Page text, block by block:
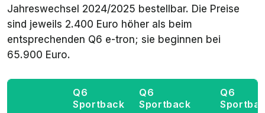
Jahreswechsel 2024/2025 bestellbar. Die Preise
sind jeweils 2.400 Euro höher als beim
entsprechenden Q6 e-tron; sie beginnen bei
65.900 Euro.
Q6
Sportback
Q6
Sportback
Q6